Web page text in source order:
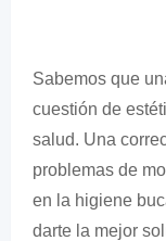
Sabemos que
cuestión de
salud. Una
problemas de
en la higiene
darte la mejor